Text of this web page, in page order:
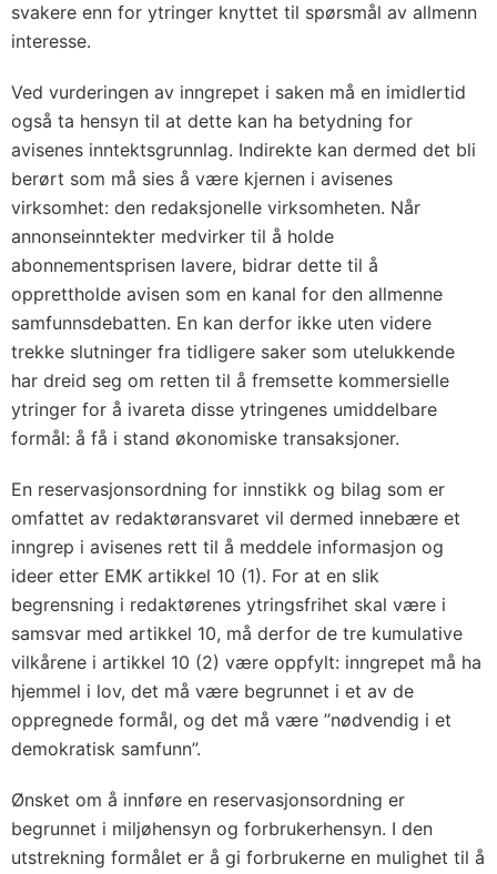
svakere enn for ytringer knyttet til spørsmål av allmenn
interesse.
Ved vurderingen av inngrepet i saken må en imidlertid
også ta hensyn til at dette kan ha betydning for
avisenes inntektsgrunnlag. Indirekte kan dermed det bli
berørt som må sies å være kjernen i avisenes
virksomhet: den redaksjonelle virksomheten. Når
annonseinntekter medvirker til å holde
abonnementsprisen lavere, bidrar dette til å
opprettholde avisen som en kanal for den allmenne
samfunnsdebatten. En kan derfor ikke uten videre
trekke slutninger fra tidligere saker som utelukkende
har dreid seg om retten til å fremsette kommersielle
ytringer for å ivareta disse ytringenes umiddelbare
formål: å få i stand økonomiske transaksjoner.
En reservasjonsordning for innstikk og bilag som er
omfattet av redaktøransvaret vil dermed innebære et
inngrep i avisenes rett til å meddele informasjon og
ideer etter EMK artikkel 10 (1). For at en slik
begrensning i redaktørenes ytringsfrihet skal være i
samsvar med artikkel 10, må derfor de tre kumulative
vilkårene i artikkel 10 (2) være oppfylt: inngrepet må ha
hjemmel i lov, det må være begrunnet i et av de
oppregnede formål, og det må være ”nødvendig i et
demokratisk samfunn”.
Ønsket om å innføre en reservasjonsordning er
begrunnet i miljøhensyn og forbrukerhensyn. I den
utstrekning formålet er å gi forbrukerne en mulighet til å